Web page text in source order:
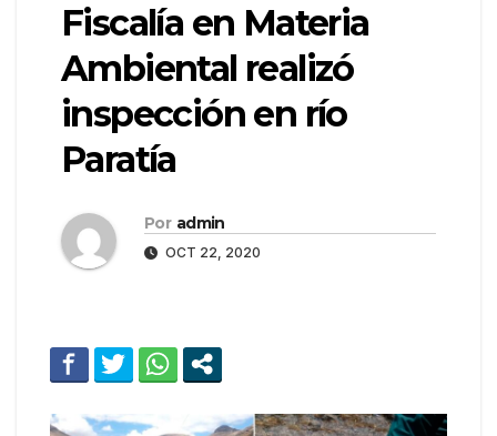
Fiscalía en Materia
Ambiental realizó
inspección en río
Paratía
Por admin
OCT 22, 2020